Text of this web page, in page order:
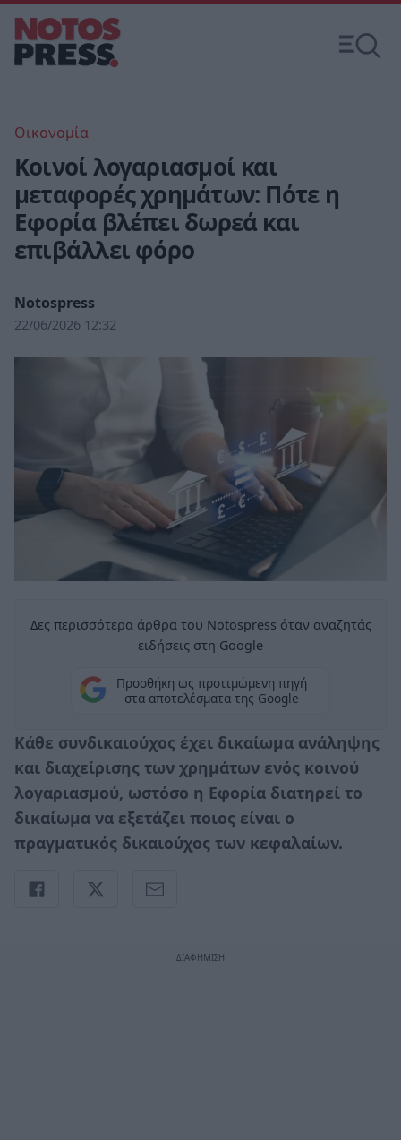
Οικονομία
Κοινοί λογαριασμοί και
μεταφορές χρημάτων: Πότε η
Εφορία βλέπει δωρεά και
επιβάλλει φόρο
Notospress
22/06/2026 12:32
Δες περισσότερα άρθρα του Notospress όταν αναζητάς
ειδήσεις στη Google
Προσθήκη ως προτιμώμενη πηγή
στα αποτελέσματα της Google
Κάθε συνδικαιούχος έχει δικαίωμα ανάληψης
και διαχείρισης των χρημάτων ενός κοινού
λογαριασμού, ωστόσο η Εφορία διατηρεί το
δικαίωμα να εξετάζει ποιος είναι ο
πραγματικός δικαιούχος των κεφαλαίων.